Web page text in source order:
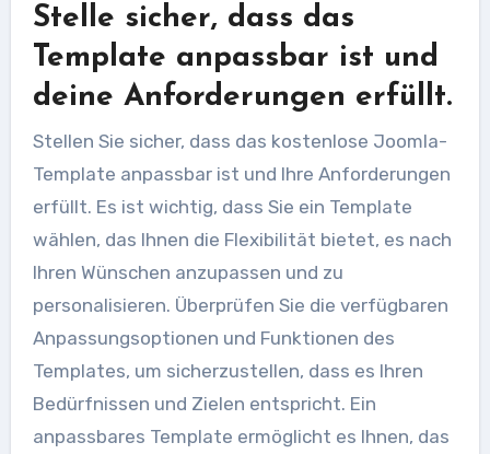
Stelle sicher, dass das
Template anpassbar ist und
deine Anforderungen erfüllt.
Stellen Sie sicher, dass das kostenlose Joomla-
Template anpassbar ist und Ihre Anforderungen
erfüllt. Es ist wichtig, dass Sie ein Template
wählen, das Ihnen die Flexibilität bietet, es nach
Ihren Wünschen anzupassen und zu
personalisieren. Überprüfen Sie die verfügbaren
Anpassungsoptionen und Funktionen des
Templates, um sicherzustellen, dass es Ihren
Bedürfnissen und Zielen entspricht. Ein
anpassbares Template ermöglicht es Ihnen, das